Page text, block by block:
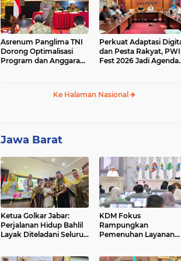
Asrenum Panglima TNI
Dorong Optimalisasi
Program dan Anggaran
Perkuat Adaptasi
dan Pesta Rakyat, PWI
Fest 2026 Jadi Agenda
Ke Halaman Nasional
Jawa Barat
Ketua Golkar Jabar:
Perjalanan Hidup Bahlil
Layak Diteladani Seluruh
KDM Fokus
Rampungkan
Pemenuhan Layanan